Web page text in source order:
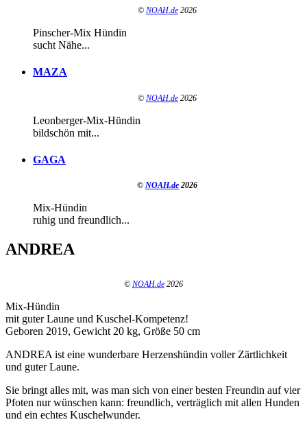
© NOAH.de 2026
Pinscher-Mix Hündin
sucht Nähe...
MAZA
© NOAH.de 2026
Leonberger-Mix-Hündin
bildschön mit...
GAGA
© NOAH.de 2026
Mix-Hündin
ruhig und freundlich...
ANDREA
© NOAH.de 2026
Mix-Hündin
mit guter Laune und Kuschel-Kompetenz!
Geboren 2019, Gewicht 20 kg, Größe 50 cm
ANDREA ist eine wunderbare Herzenshündin voller Zärtlichkeit
und guter Laune.
Sie bringt alles mit, was man sich von einer besten Freundin auf vier
Pfoten nur wünschen kann: freundlich, verträglich mit allen Hunden
und ein echtes Kuschelwunder.